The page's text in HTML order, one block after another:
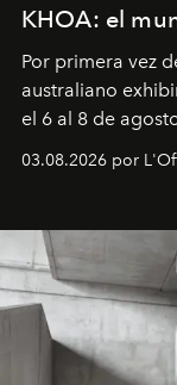
KHOA: el
Por primera vez
australiano
el 6 al 8 de
03.08.2026 por